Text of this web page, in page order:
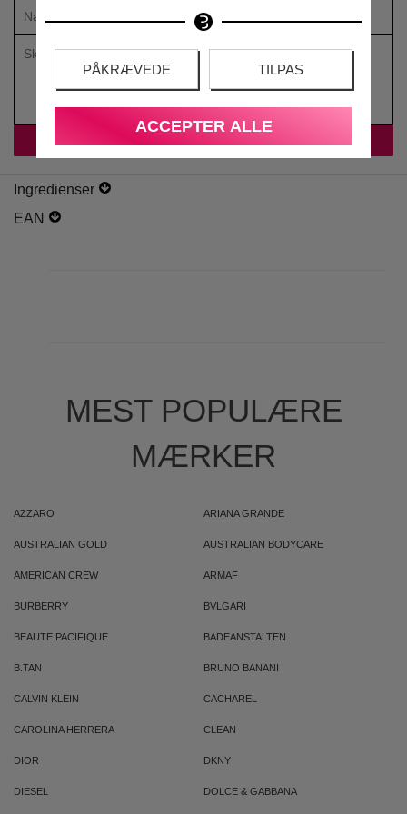
PÅKRÆVEDE TILPAS
ACCEPTER ALLE
Ingredienser
EAN
MEST POPULÆRE
MÆRKER
AZZARO ARIANA GRANDE
AUSTRALIAN GOLD AUSTRALIAN BODYCARE
AMERICAN CREW ARMAF
BURBERRY BVLGARI
BEAUTE PACIFIQUE BADEANSTALTEN
B.TAN BRUNO BANANI
CALVIN KLEIN CACHAREL
CAROLINA HERRERA CLEAN
DIOR DKNY
DIESEL DOLCE & GABBANA